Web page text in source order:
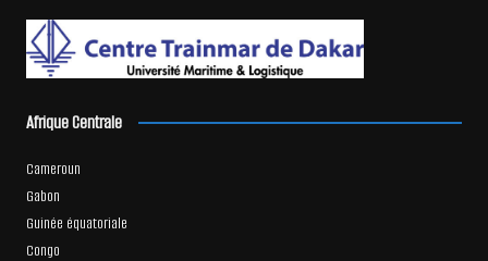
Afrique Centrale
Cameroun
Gabon
Guinée équatoriale
Congo